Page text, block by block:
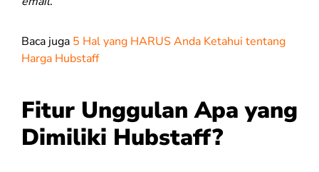
Baca juga 5 Hal yang HARUS Anda Ketahui tentang
Harga Hubstaff
Fitur Unggulan Apa yang
Dimiliki Hubstaff?